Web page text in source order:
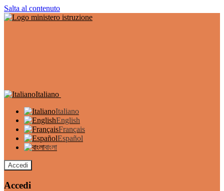
Salta al contenuto
Italiano
Italiano
English
Français
Español
বাংলা
Accedi
Accedi